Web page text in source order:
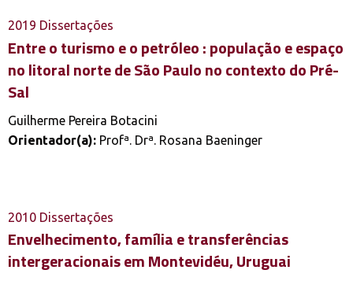
2019 Dissertações
Entre o turismo e o petróleo : população e espaço
no litoral norte de São Paulo no contexto do Pré-
Sal
Guilherme Pereira Botacini
Orientador(a): Profª. Drª. Rosana Baeninger
2010 Dissertações
Envelhecimento, família e transferências
intergeracionais em Montevidéu, Uruguai